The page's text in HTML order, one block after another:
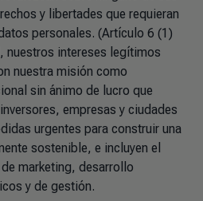
y libertades que requieran
personales. (Artículo 6 (1)
nuestros intereses legítimos
nuestra misión como
sin ánimo de lucro que
empresas y ciudades
urgentes para construir una
sostenible, e incluyen el
marketing, desarrollo
y de gestión.